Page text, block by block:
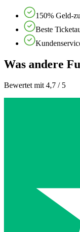
150% Geld-
Beste
Was andere
Bewertet mit 4,7 / 5